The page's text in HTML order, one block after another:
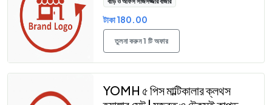
টাকা 180.00
তুলনা করুন 1 টি অফার
YOMH ৫ পিস মাল্টিকালার ক্লথস